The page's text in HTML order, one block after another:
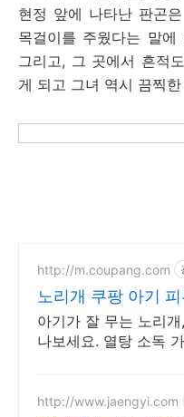
현정 앞에 나타난 판곤
목걸이를 주웠다는 말
그리고, 그 곳에서 흔적
게 되고 그녀 역시 끔찍
http://m.coupang.com
노리개 쿠팡 아기
아기가 잘 무는 노리
나보세요. 열탕 소독
http://www.jaengyi.com